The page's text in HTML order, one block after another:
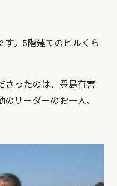
す。5階建てのビルくら
さったのは、豊島有害
リーダーのお一人、